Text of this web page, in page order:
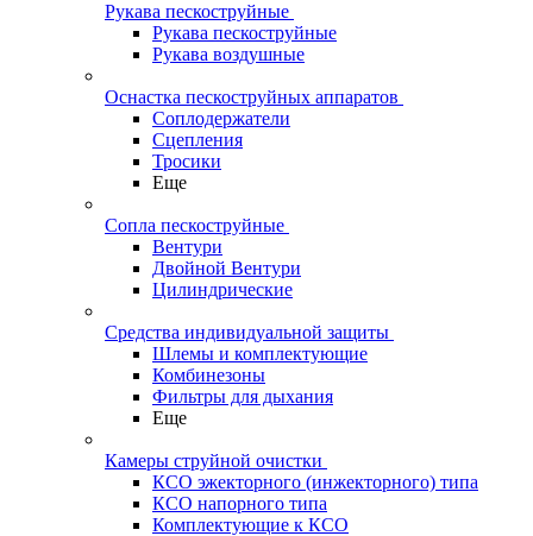
Рукава пескоструйные
Рукава пескоструйные
Рукава воздушные
Оснастка пескоструйных аппаратов
Соплодержатели
Сцепления
Тросики
Еще
Сопла пескоструйные
Вентури
Двойной Вентури
Цилиндрические
Средства индивидуальной защиты
Шлемы и комплектующие
Комбинезоны
Фильтры для дыхания
Еще
Камеры струйной очистки
КСО эжекторного (инжекторного) типа
КСО напорного типа
Комплектующие к КСО